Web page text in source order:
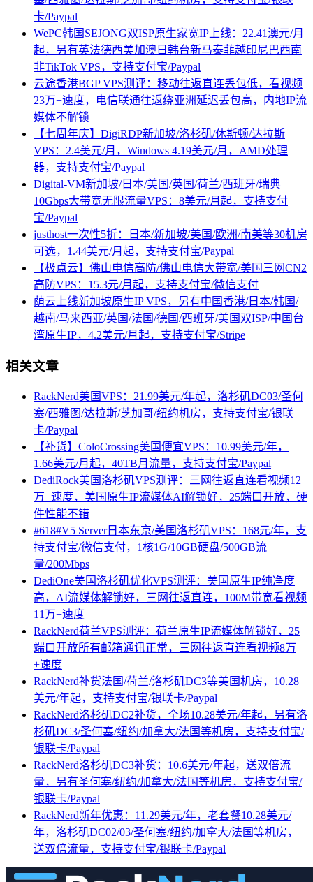
卡/Paypal
WePC韩国SEJONG双ISP原生家宽IP上线：22.41澳元/月
起，另有英法德西美加澳日韩台新马泰菲越印尼巴西南
非TikTok VPS，支持支付宝/Paypal
云途香港BGP VPS测评：移动往返直连丢包低，看视频
23万+速度，电信联通往返绕亚洲延迟丢包高，内地IP流
媒体不解锁
【七周年庆】DigiRDP新加坡/洛杉矶/休斯顿/达拉斯
VPS：2.4美元/月，Windows 4.19美元/月，AMD处理
器，支持支付宝/Paypal
Digital-VM新加坡/日本/美国/英国/荷兰/西班牙/瑞典
10Gbps大带宽无限流量VPS：8美元/月起，支持支付
宝/Paypal
justhost一次性5折：日本/新加坡/美国/欧洲/南美等30机房
可选，1.44美元/月起，支持支付宝/Paypal
【极点云】佛山电信高防/佛山电信大带宽/美国三网CN2
高防VPS：15.3元/月起，支持支付宝/微信支付
荫云上线新加坡原生IP VPS，另有中国香港/日本/韩国/
越南/马来西亚/英国/法国/德国/西班牙/美国双ISP/中国台
湾原生IP，4.2美元/月起，支持支付宝/Stripe
相关文章
RackNerd美国VPS：21.99美元/年起，洛杉矶DC03/圣何
塞/西雅图/达拉斯/芝加哥/纽约机房，支持支付宝/银联
卡/Paypal
【补货】ColoCrossing美国便宜VPS：10.99美元/年，
1.66美元/月起，40TB月流量，支持支付宝/Paypal
DediRock美国洛杉矶VPS测评：三网往返直连看视频12
万+速度，美国原生IP流媒体AI解锁好，25端口开放，硬
件性能不错
#618#V5 Server日本东京/美国洛杉矶VPS：168元/年，支
持支付宝/微信支付，1核1G/10GB硬盘/500GB流
量/200Mbps
DediOne美国洛杉矶优化VPS测评：美国原生IP纯净度
高，AI流媒体解锁好，三网往返直连，100M带宽看视频
11万+速度
RackNerd荷兰VPS测评：荷兰原生IP流媒体解锁好，25
端口开放所有邮箱通讯正常，三网往返直连看视频8万
+速度
RackNerd补货法国/荷兰/洛杉矶DC3等美国机房，10.28
美元/年起，支持支付宝/银联卡/Paypal
RackNerd洛杉矶DC2补货，全场10.28美元/年起，另有洛
杉矶DC3/圣何塞/纽约/加拿大/法国等机房，支持支付宝/
银联卡/Paypal
RackNerd洛杉矶DC3补货：10.6美元/年起，送双倍流
量，另有圣何塞/纽约/加拿大/法国等机房，支持支付宝/
银联卡/Paypal
RackNerd新年优惠：11.29美元/年，老套餐10.28美元/
年，洛杉矶DC02/03/圣何塞/纽约/加拿大/法国等机房，
送双倍流量，支持支付宝/银联卡/Paypal